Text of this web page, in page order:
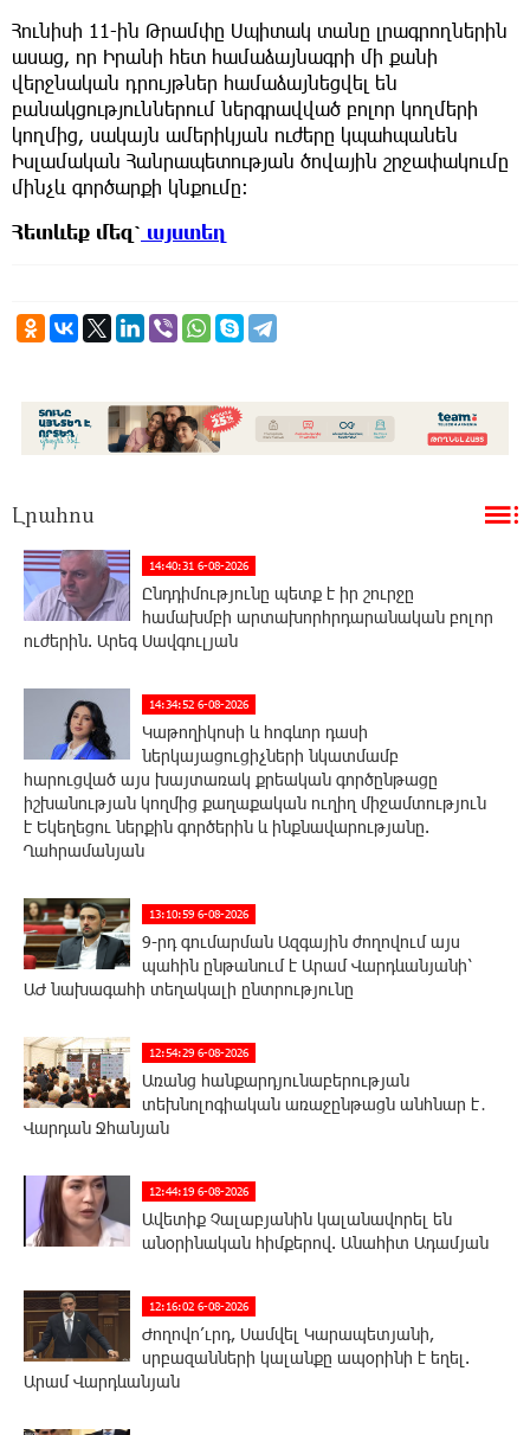
Հունիսի 11-ին Թրամփը Սպիտակ տանը լրագրողներին
ասաց, որ Իրանի հետ համաձայնագրի մի քանի
վերջնական դրույթներ համաձայնեցվել են
բանակցություններում ներգրավված բոլոր կողմերի
կողմից, սակայն ամերիկյան ուժերը կպահպանեն
Իսլամական Հանրապետության ծովային շրջափակումը
մինչև գործարքի կնքումը:
Հետևեք մեզ՝ այստեղ
Լրահոս
14:40:31 6-08-2026
Ընդդիմությունը պետք է իր շուրջը
համախմբի արտախորհրդարանական բոլոր
ուժերին. Արեգ Սավգուլյան
14:34:52 6-08-2026
Կաթողիկոսի և հոգևոր դասի
ներկայացուցիչների նկատմամբ
հարուցված այս խայտառակ քրեական գործընթացը
իշխանության կողմից քաղաքական ուղիղ միջամտություն
է Եկեղեցու ներքին գործերին և ինքնավարությանը.
Ղահրամանյան
13:10:59 6-08-2026
9-րդ գումարման Ազգային ժողովում այս
պահին ընթանում է Արամ Վարդևանյանի՝
ԱԺ նախագահի տեղակալի ընտրությունը
12:54:29 6-08-2026
Առանց հանքարդյունաբերության
տեխնոլոգիական առաջընթացն անհնար է․
Վարդան Ջհանյան
12:44:19 6-08-2026
Ավետիք Չալաբյանին կալանավորել են
անօրինական հիմքերով. Անահիտ Ադամյան
12:16:02 6-08-2026
Ժողովո՛ւրդ, Սամվել Կարապետյանի,
սրբազանների կալանքը ապօրինի է եղել.
Արամ Վարդևանյան